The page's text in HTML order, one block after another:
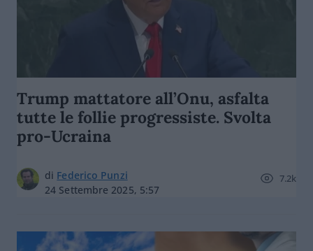
Trump mattatore all’Onu, asfalta
tutte le follie progressiste. Svolta
pro-Ucraina
di Federico Punzi
24 Settembre 2025, 5:57
7.2k